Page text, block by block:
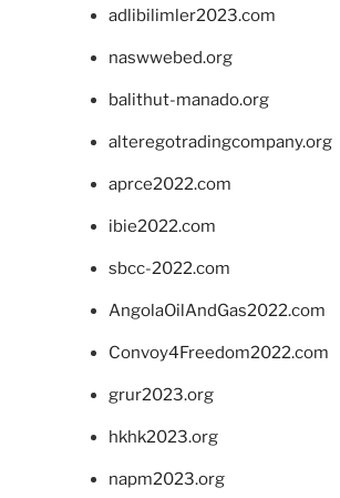
adlibilimler2023.com
naswwebed.org
balithut-manado.org
alteregotradingcompany.org
aprce2022.com
ibie2022.com
sbcc-2022.com
AngolaOilAndGas2022.com
Convoy4Freedom2022.com
grur2023.org
hkhk2023.org
napm2023.org